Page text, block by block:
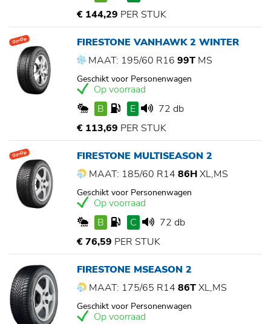
€ 144,29 PER STUK
Op=Op
FIRESTONE VANHAWK 2 WINTER
MAAT: 195/60 R16 99T MS
Geschikt voor Personenwagen
Op voorraad
B
E
72 db
€ 113,69 PER STUK
Op=Op
FIRESTONE MULTISEASON 2
MAAT: 185/60 R14 86HXL,MS
Geschikt voor Personenwagen
Op voorraad
B
C
72 db
€ 76,59 PER STUK
FIRESTONE MSEASON 2
MAAT: 175/65 R14 86TXL,MS
Geschikt voor Personenwagen
Op voorraad